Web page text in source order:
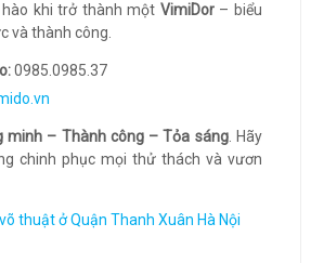
khi trở thành một VimiDor– biểu
và thành công.
0985.0985.37
minh – Thành công – Tỏa sáng. Hãy
chinh phục mọi thử thách và vươn
thuật ở Quận Thanh Xuân Hà Nội